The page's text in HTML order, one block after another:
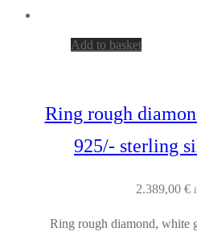
Add to basket
Ring rough
925/- sterling
2.389,00 €
Ring rough diamond, white